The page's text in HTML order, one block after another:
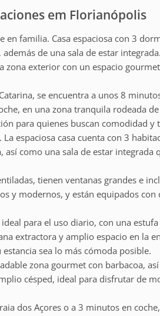
em Florianópolis
en familia. Casa espaciosa con 3
de una sala de estar integrada.
zona exterior con un espacio
se encuentra a unos 8
en una zona tranquila rodeada
para quienes buscan comodidad y
espaciosa casa cuenta con 3
como una sala de estar integrada
tienen ventanas grandes e
y modernos, y están equipados con
para el uso diario, con una estufa
extractora y amplio espacio en la
sea lo más cómoda posible.
zona gourmet con barbacoa,
césped, ideal para disfrutar de
dos Açores o a 3 minutos en